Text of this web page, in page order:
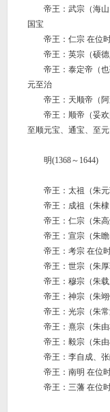
帝王：武宗（海山）
国宝
帝王：仁宗 在位时
帝王：英宗（硕德
帝王：泰定帝（也孙
元至治
帝王：天顺帝（阿
帝王：顺帝（妥欢
至顺元宝、通宝、至
明(1368～1644)
帝王：太祖（朱元
帝王：成祖（朱棣
帝王：仁宗（朱高
帝王：宣宗（朱瞻
帝王：考宗 在位时
帝王：世宗（朱厚
帝王：穆宗（朱载
帝王：神宗（朱翊
帝王：光宗（朱常
帝王：熹宗（朱由
帝王：毅宗（朱由
帝王：李自成、张
帝王：南明 在位时
帝王：三藩 在位时